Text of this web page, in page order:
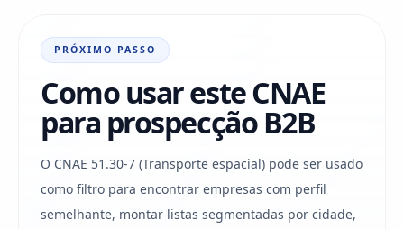
PRÓXIMO PASSO
Como usar este CNAE
para prospecção B2B
O CNAE 51.30-7 (Transporte espacial) pode ser usado
como filtro para encontrar empresas com perfil
semelhante, montar listas segmentadas por cidade,